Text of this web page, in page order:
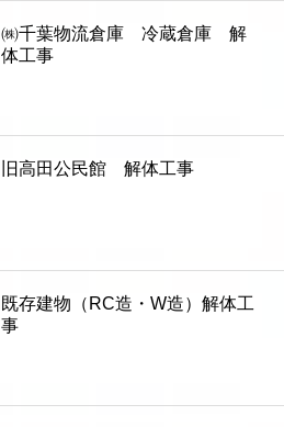
㈱千葉物流倉庫 冷蔵倉庫 解
体工事
旧高田公民館 解体工事
既存建物（RC造・W造）解体工
事